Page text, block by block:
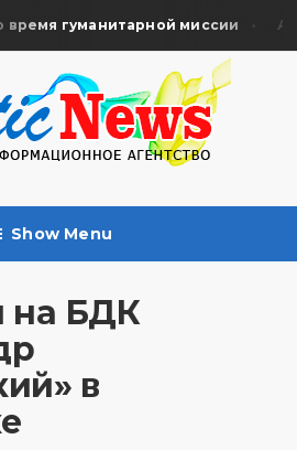
гуманитарной миссии
Show Menu
на БДК
в